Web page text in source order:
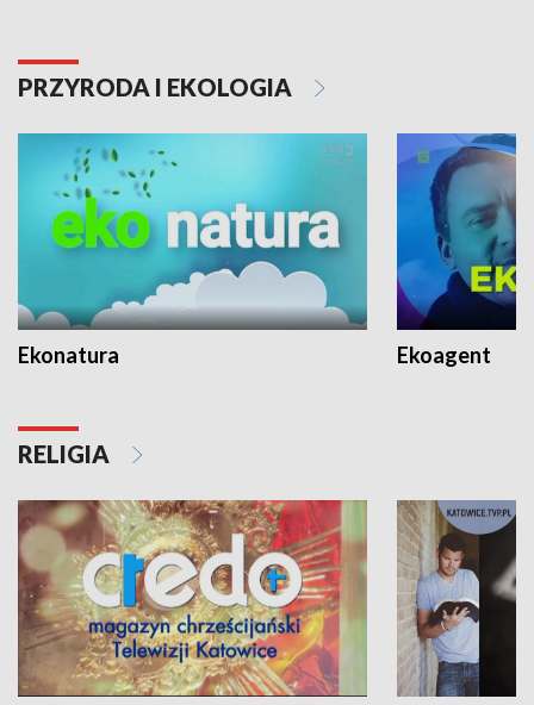
PRZYRODA I EKOLOGIA
Ekonatura Ekoagent
RELIGIA